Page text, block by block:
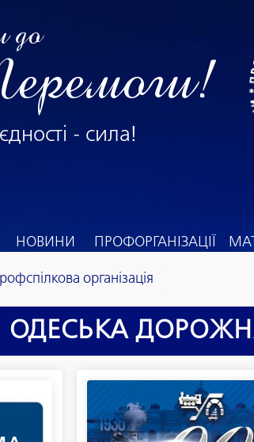
до
- сила!
НОВИНИ ПРОФОРГАНІЗАЦІЇ
організація
ОДЕСЬКА